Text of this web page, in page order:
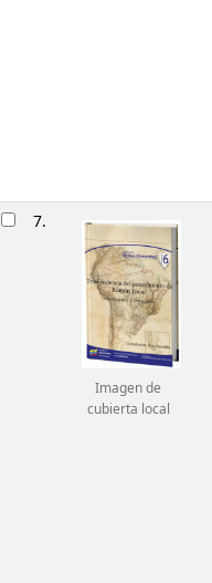
7.
Imagen de
cubierta local